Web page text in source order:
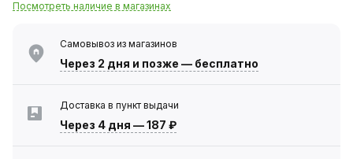
Посмотреть наличие в магазинах
Самовывоз из магазинов
Через 2 дня и позже — бесплатно
Доставка в пункт выдачи
Через 4 дня —187 ₽